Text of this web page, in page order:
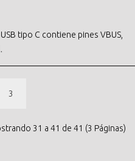
tipo C contiene pines VBUS,
3
31 a 41 de 41 (3 Páginas)